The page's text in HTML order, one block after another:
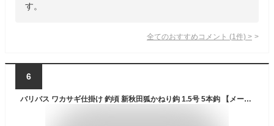
す。
全てのおすすめコメント (1 件) >
6
バリバス ワカサギ仕掛け 釣頃 新秋田狐かねり鈎 1.5号 5本鈎 【メール便OK】【ワカサギ釣り】